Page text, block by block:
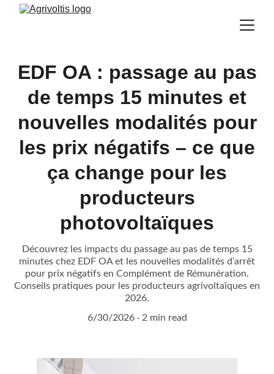
EDF OA : passage au pas
de temps 15 minutes et
nouvelles modalités pour
les prix négatifs – ce que
ça change pour les
producteurs
photovoltaïques
Découvrez les impacts du passage au pas de temps 15
minutes chez EDF OA et les nouvelles modalités d’arrêt
pour prix négatifs en Complément de Rémunération.
Conseils pratiques pour les producteurs agrivoltaïques en
2026.
6/30/2026
2 min read